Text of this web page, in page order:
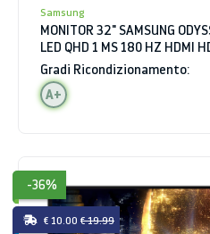
Samsung
MONITOR 32" SAMSUNG
LED QHD 1 MS 180 HZ HDMI
Gradi Ricondizionamento:
A+
-36%
€ 10.00 € 19.99